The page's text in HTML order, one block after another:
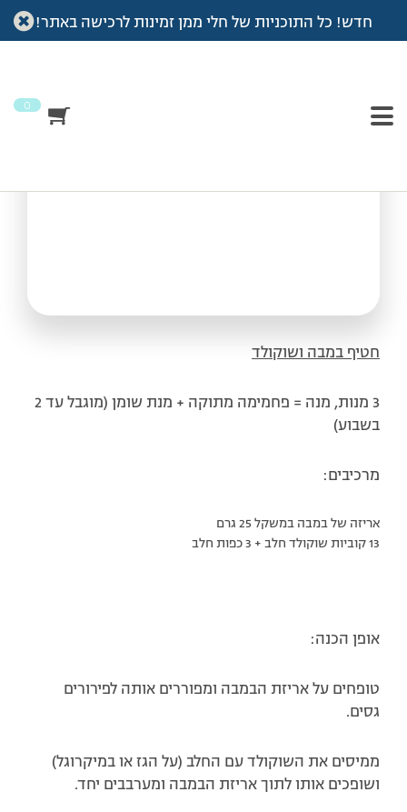
חדש! כל התוכניות של חלי ממן זמינות לרכישה באתר!
0
עמוד הבית >מתכונים> חטיף במבה ושוקולד
חטיף במבה ושוקולד
3 מנות, מנה = פחמימה מתוקה + מנת שומן (מוגבל עד 2
בשבוע)
מרכיבים:
אריזה של במבה במשקל 25 גרם
13 קוביות שוקולד חלב + 3 כפות חלב
אופן הכנה:
טופחים על אריזת הבמבה ומפוררים אותה לפירורים
גסים.
ממיסים את השוקולד עם החלב (על הגז או במיקרוגל)
ושופכים אותו לתוך אריזת הבמבה ומערבבים יחד.